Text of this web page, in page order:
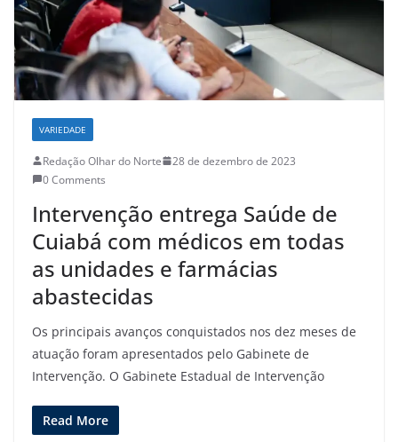
VARIEDADE
Redação Olhar do Norte
28 de dezembro de 2023
0 Comments
Intervenção entrega Saúde de
Cuiabá com médicos em todas
as unidades e farmácias
abastecidas
Os principais avanços conquistados nos dez meses de
atuação foram apresentados pelo Gabinete de
Intervenção. O Gabinete Estadual de Intervenção
Read More